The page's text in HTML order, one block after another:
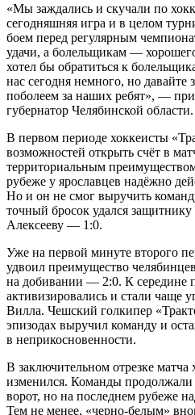
«Мы заждались и скучали по
сегодняшняя игра и в целом
боем перед регулярным
удачи, а болельщикам —
хотел бы обратиться к
нас сегодня немного, но давайте
поболеем за наших ребят», —
губернатор Челябинской области.
В первом периоде хоккеисты
возможностей открыть счёт в
территориальным
рубеже у ярославцев надёжно
Но и он не смог выручить
точный бросок удался
Алексееву — 1:0.
Уже на первой минуте второго
удвоил преимущество
на добивании — 2:0. К середине
активизировались и стали чаще
Вилла. Чешский голкипер
эпизодах выручил команду и
в неприкосновенности.
В заключительном отрезке матча
изменился. Команды продолжали
ворот, но на последнем рубеже
Тем не менее, «черно-белым»